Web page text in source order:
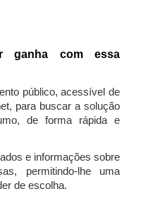
ganha com essa
público, acessível de
para buscar a solução
de forma rápida e
e informações sobre
permitindo-lhe uma
de escolha.